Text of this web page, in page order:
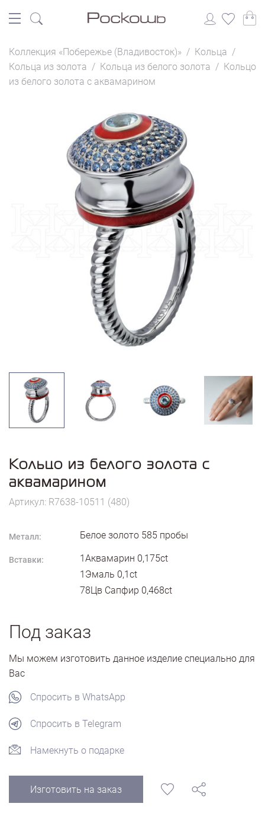
Коллекция «Побережье (Владивосток)» / Кольца /
Кольца из золота / Кольца из белого золота / Кольцо
из белого золота с аквамарином
Кольцо из белого золота с
аквамарином
Артикул: R7638-10511 (480)
Металл: Белое золото 585 пробы
Вставки:
1Аквамарин 0,175ct
1Эмаль 0,1ct
78Цв Сапфир 0,468ct
Под заказ
Мы можем изготовить данное изделие специально для
Вас
Спросить в WhatsApp
Спросить в Telegram
Намекнуть о подарке
Изготовить на заказ